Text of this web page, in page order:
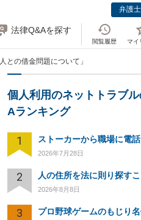
弁護
法律Q&Aを探す
閲覧履歴 マイ
との借金問題について」
個人利用のネットトラブ
Aランキング
1 ストーカーから職場に電話
2026年7月28日
2
2026年8月8日
3